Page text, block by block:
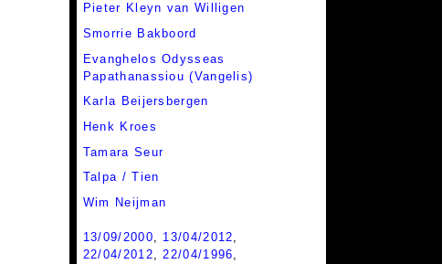
Pieter Kleyn van Willigen
Smorrie Bakboord
Evanghelos Odysseas
Papathanassiou (Vangelis)
Karla Beijersbergen
Henk Kroes
Tamara Seur
Talpa / Tien
Wim Neijman
13/09/2000, 13/04/2012,
22/04/2012,22/04/1996,